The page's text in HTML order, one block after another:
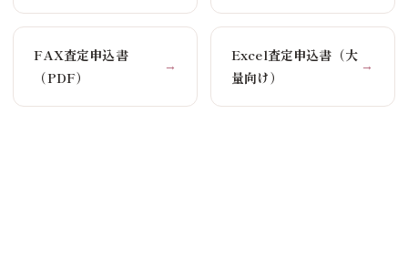
FAX査定申込書
（PDF）
→
Excel査定申込書（大
量向け）
→